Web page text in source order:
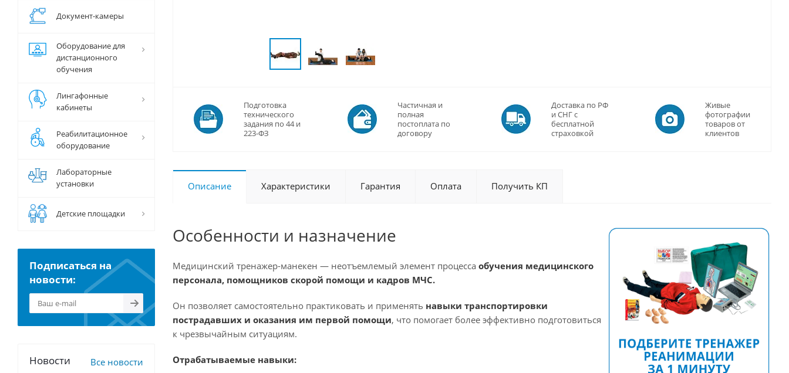
Подготовка
технического
задания по 44 и
223-ФЗ
Частичная и
полная
постоплата по
договору
Доставка по РФ
и СНГ с
бесплатной
страховкой
Живые
фотографии
товаров от
клиентов
Описание Характеристики Гарантия Оплата Получить КП
Особенности и назначение
Медицинский тренажер-манекен — неотъемлемый элемент процесса обучения медицинского
персонала, помощников скорой помощи и кадров МЧС.
Он позволяет самостоятельно практиковать и применять навыки транспортировки
пострадавших и оказания им первой помощи, что помогает более эффективно подготовиться
к чрезвычайным ситуациям.
Отрабатываемые навыки:
Документ-камеры
Оборудование для
дистанционного
обучения
Лингафонные
кабинеты
Реабилитационное
оборудование
Лабораторные
установки
Детские площадки
Подписаться на
новости:
Новости Все новости